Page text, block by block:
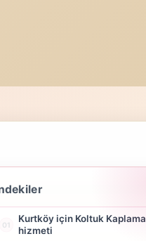
Kurtköy için Koltuk Kaplama
hizmeti